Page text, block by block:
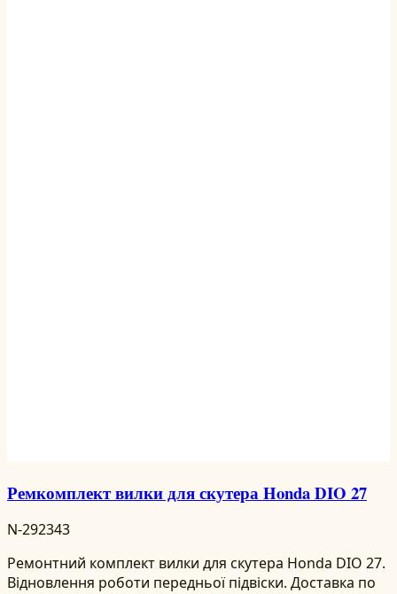
Ремкомплект вилки для скутера Honda DIO 27
N-292343
Ремонтний комплект вилки для скутера Honda DIO 27.
Відновлення роботи передньої підвіски. Доставка по